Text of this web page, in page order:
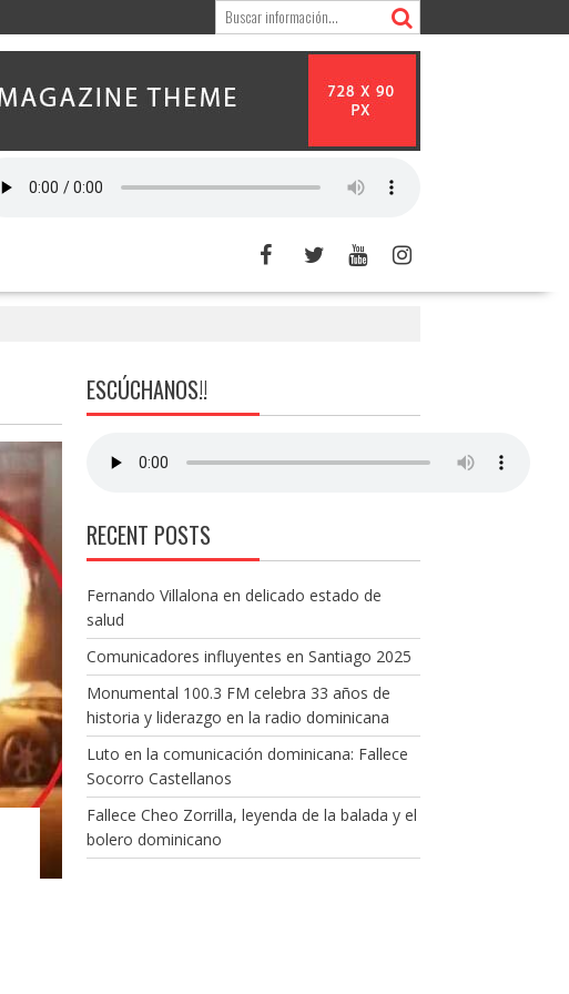
ESCÚCHANOS!!
RECENT POSTS
Fernando Villalona en delicado estado de
salud
Comunicadores influyentes en Santiago 2025
Monumental 100.3 FM celebra 33 años de
historia y liderazgo en la radio dominicana
Luto en la comunicación dominicana: Fallece
Socorro Castellanos
Fallece Cheo Zorrilla, leyenda de la balada y el
bolero dominicano